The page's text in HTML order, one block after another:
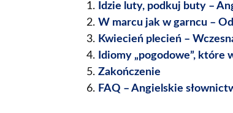
Idzie luty, podkuj buty –
W marcu jak w garncu –
Kwiecień plecień –
Idiomy „pogodowe”, które
Zakończenie
FAQ – Angielskie